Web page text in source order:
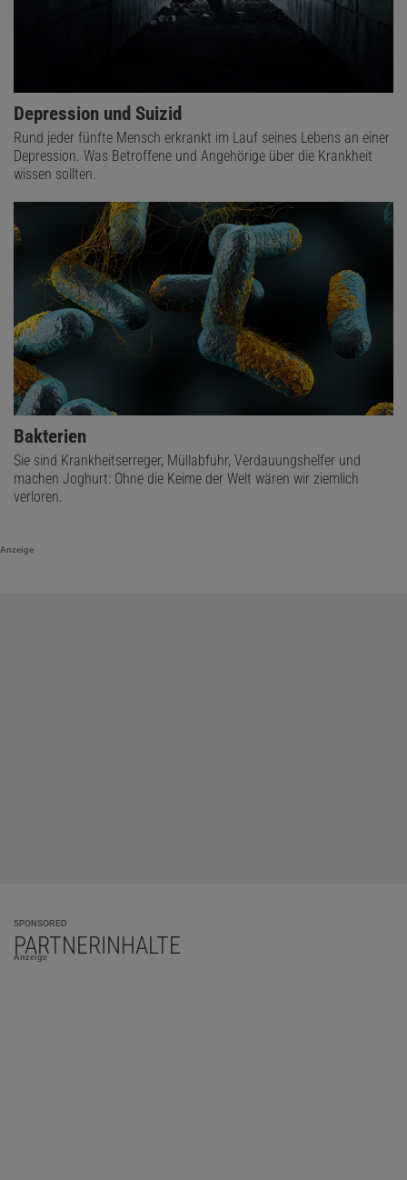
Depression und Suizid
Rund jeder fünfte Mensch erkrankt im Lauf seines Lebens an einer
Depression. Was Betroffene und Angehörige über die Krankheit
wissen sollten.
Bakterien
Sie sind Krankheitserreger, Müllabfuhr, Verdauungshelfer und
machen Joghurt: Ohne die Keime der Welt wären wir ziemlich
verloren.
Anzeige
SPONSORED
PARTNERINHALTE
Anzeige